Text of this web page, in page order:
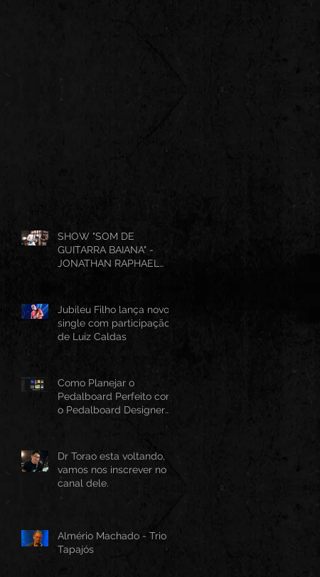
SHOW "SOM DE
GUITARRA BAIANA" -
JONATHAN RAPHAEL
Jubileu Filho lança novo
single com participação
de Luiz Caldas
Como Planejar o
Pedalboard Perfeito com
o Pedalboard Designer
Dr Torao esta voltando,
vamos nos inscrever no
canal dele.
Almério Machado - Trio
Tapajós